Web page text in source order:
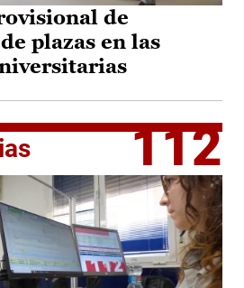
de
plazas en las
112